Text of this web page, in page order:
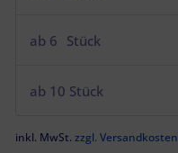
ab 6 Stück
ab 10 Stück
inkl. MwSt.zzgl. Versandkosten